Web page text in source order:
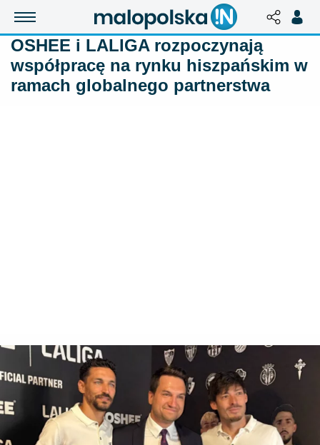
OSHEE i LALIGA rozpoczynają
współpracę na rynku hiszpańskim w
ramach globalnego partnerstwa